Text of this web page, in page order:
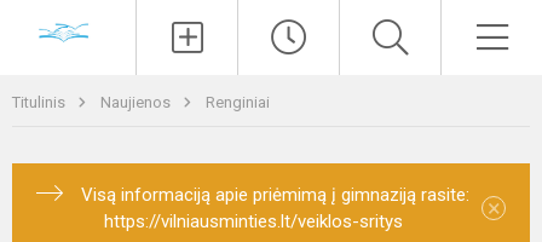
Titulinis Naujienos Renginiai
Visą informaciją apie priėmimą į gimnaziją rasite:
https://vilniausminties.lt/veiklos-sritys
×